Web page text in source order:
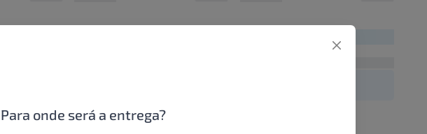
Para onde será a entrega?